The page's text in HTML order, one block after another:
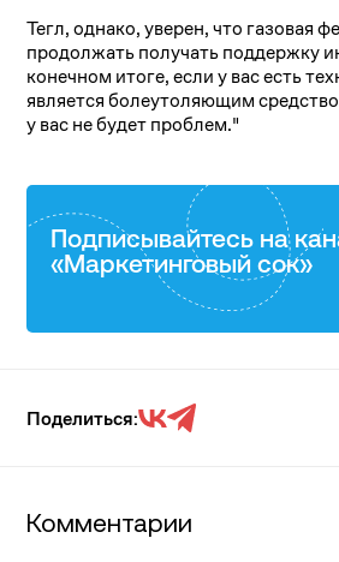
Тегл, однако, уверен, что газовая
продолжать получать поддержку
конечном итоге, если у вас есть
является болеутоляющим
у вас не будет проблем."
Подписывайтесь на
«Маркетинговый сок»
Поделиться:
Комментарии